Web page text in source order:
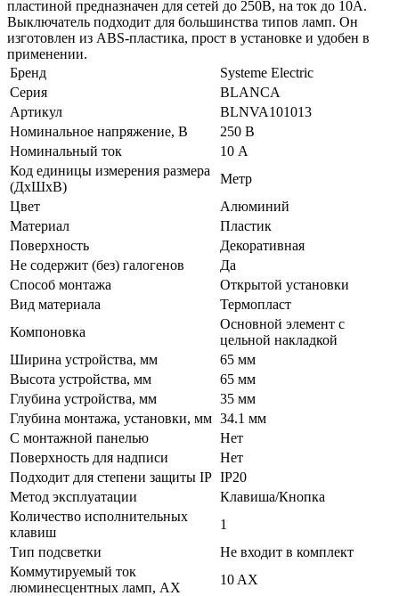
пластиной предназначен для сетей до 250В, на ток до 10А.
Выключатель подходит для большинства типов ламп. Он
изготовлен из ABS-пластика, прост в установке и удобен в
применении.
Бренд
Systeme Electric
Серия
BLANCA
Артикул
BLNVA101013
Номинальное напряжение, В
250 В
Номинальный ток
10 А
Код единицы измерения размера
(ДхШхВ)
Метр
Цвет
Алюминий
Материал
Пластик
Поверхность
Декоративная
Не содержит (без) галогенов
Да
Способ монтажа
Открытой установки
Вид материала
Термопласт
Компоновка
Основной элемент с
цельной накладкой
Ширина устройства, мм
65 мм
Высота устройства, мм
65 мм
Глубина устройства, мм
35 мм
Глубина монтажа, установки, мм 34.1 мм
С монтажной панелью
Нет
Поверхность для надписи
Нет
Подходит для степени защиты IP IP20
Метод эксплуатации
Клавиша/Кнопка
Количество исполнительных
клавиш
1
Тип подсветки
Не входит в комплект
Коммутируемый ток
люминесцентных ламп, AX
10 AX